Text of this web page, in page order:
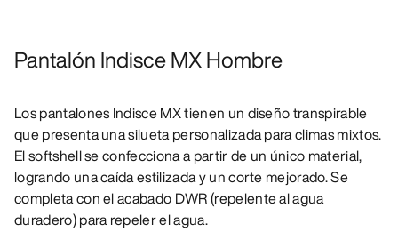
Pantalón Indisce MX Hombre
Los pantalones Indisce MX tienen un diseño transpirable
que presenta una silueta personalizada para climas mixtos.
El softshell se confecciona a partir de un único material,
logrando una caída estilizada y un corte mejorado. Se
completa con el acabado DWR (repelente al agua
duradero) para repeler el agua.